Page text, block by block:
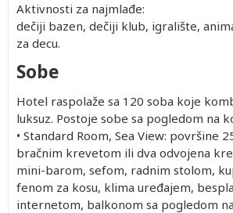
Aktivnosti za najmlađe:
dečiji bazen, dečiji klub, igralište,
za decu.
Sobe
Hotel raspolaže sa 120 soba koje
luksuz. Postoje sobe sa pogledom na
• Standard Room, Sea View: površine
bračnim krevetom ili dva odvojena
mini-barom, sefom, radnim stolom,
fenom za kosu, klima uređajem,
internetom, balkonom sa pogledom